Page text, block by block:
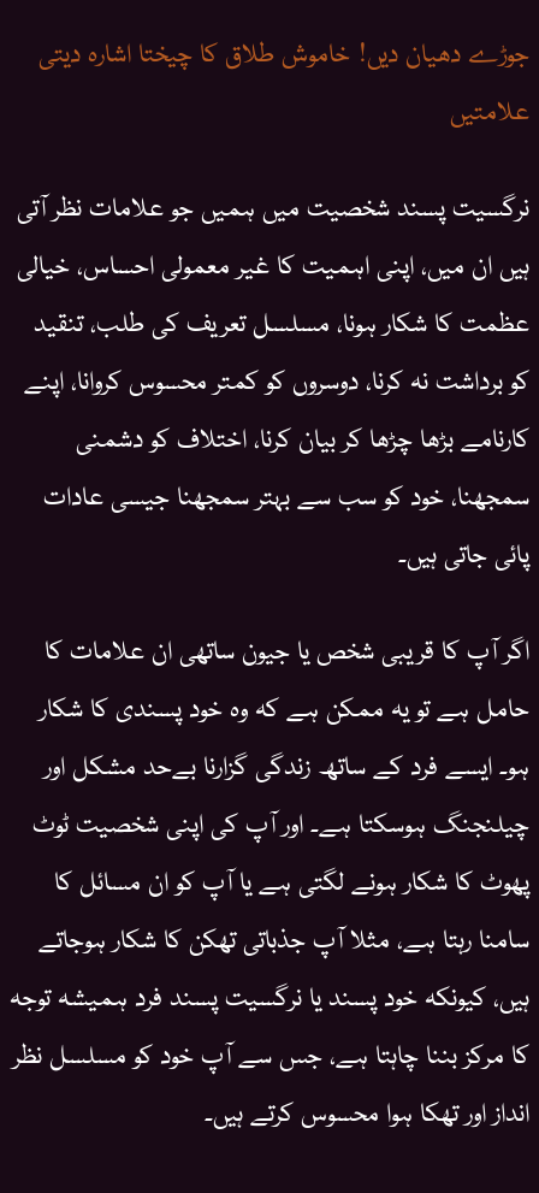
جوڑے دھیان دیں! خاموش طلاق کا چیختا اشارہ دیتی
علامتیں
نرگسیت پسند شخصیت میں ہمیں جو علامات نظر آتی
ہیں ان میں، اپنی اہمیت کا غیر معمولی احساس، خیالی
عظمت کا شکار ہونا، مسلسل تعریف کی طلب، تنقید
کو برداشت نہ کرنا، دوسروں کو کمتر محسوس کروانا، اپنے
کارنامے بڑھا چڑھا کر بیان کرنا، اختلاف کو دشمنی
سمجھنا، خود کو سب سے بہتر سمجھنا جیسی عادات
پائی جاتی ہیں۔
اگر آپ کا قریبی شخص یا جیون ساتھی ان علامات کا
حامل ہے تو یہ ممکن ہے کہ وہ خود پسندی کا شکار
ہو۔ ایسے فرد کے ساتھ زندگی گزارنا بےحد مشکل اور
چیلنجنگ ہوسکتا ہے۔ اور آپ کی اپنی شخصیت ٹوٹ
پھوٹ کا شکار ہونے لگتی ہے یا آپ کو ان مسائل کا
سامنا رہتا ہے، مثلا آپ جذباتی تھکن کا شکار ہوجاتے
ہیں، کیونکہ خود پسند یا نرگسیت پسند فرد ہمیشہ توجہ
کا مرکز بننا چاہتا ہے، جس سے آپ خود کو مسلسل نظر
انداز اور تھکا ہوا محسوس کرتے ہیں۔